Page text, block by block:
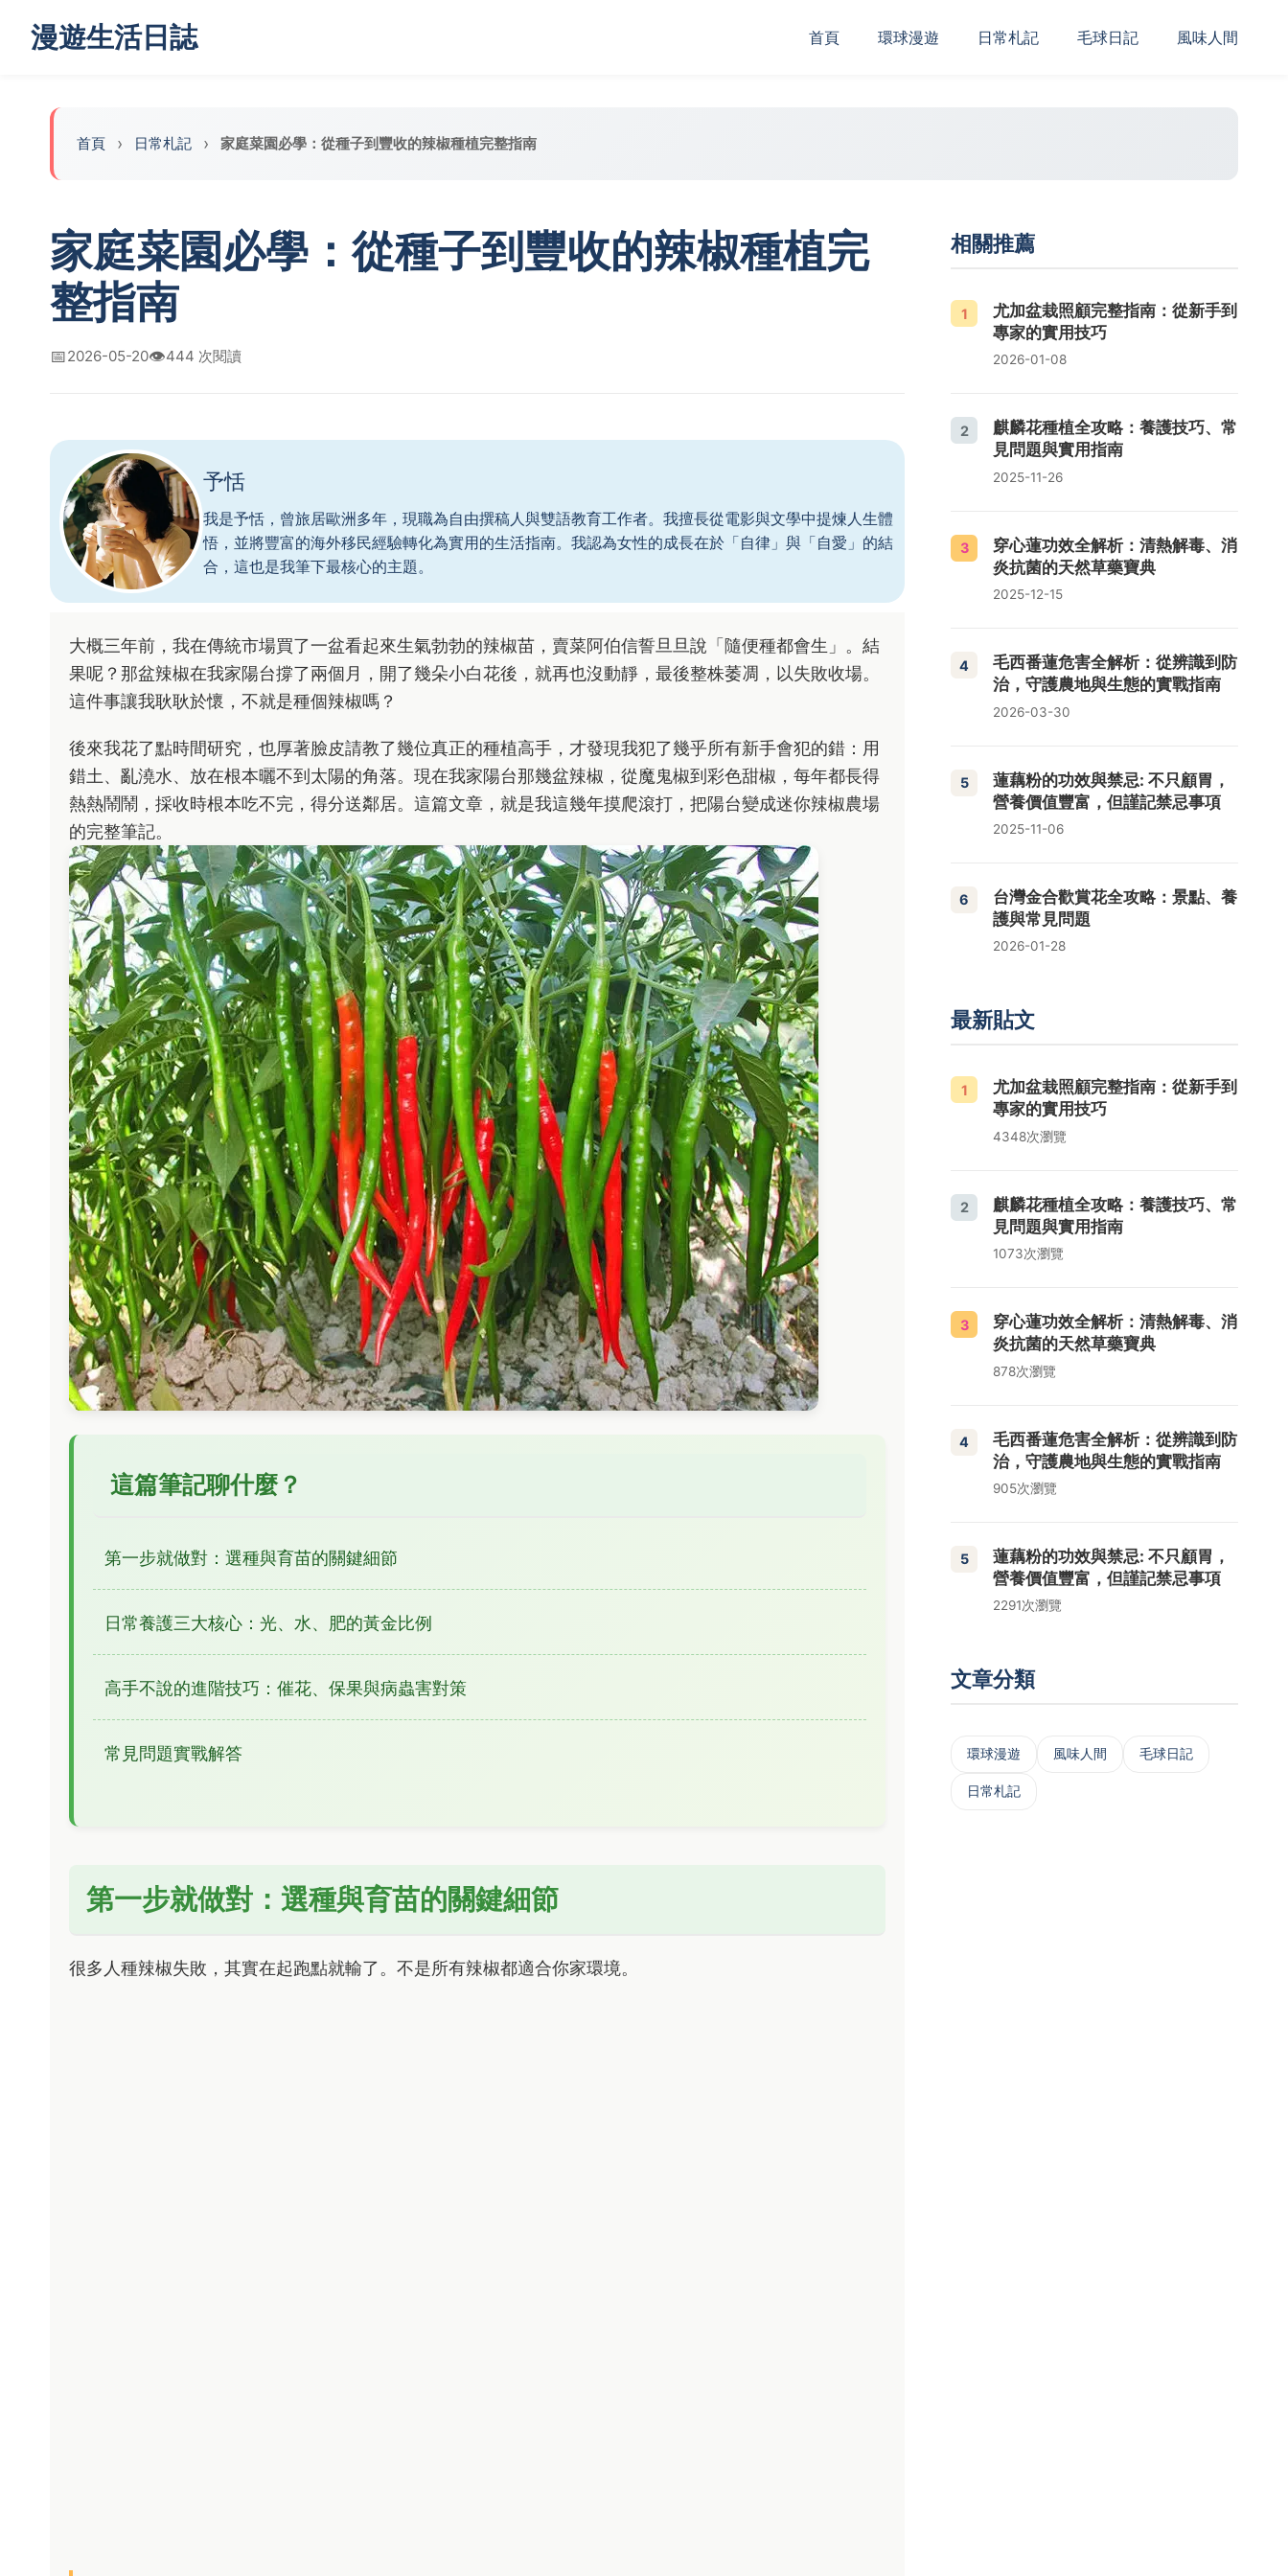
漫遊生活日誌 首頁 ‌環球漫遊 日常札記 毛球日記 風味人間
首頁 日常札記 家庭菜園必學：從種子到豐收的辣椒種植完整指南
家庭菜園必學：從種子到豐收的辣椒種植完
整指南
📅2026-05-20👁️444 次閱讀
予恬
我是予恬，曾旅居歐洲多年，現職為自由撰稿人與雙語教育工作者。我擅長從電影與文學中提煉人生體
悟，並將豐富的海外移民經驗轉化為實用的生活指南。我認為女性的成長在於「自律」與「自愛」的結
合，這也是我筆下最核心的主題。
大概三年前，我在傳統市場買了一盆看起來生氣勃勃的辣椒苗，賣菜阿伯信誓旦旦說「隨便種都會生」。結
果呢？那盆辣椒在我家陽台撐了兩個月，開了幾朵小白花後，就再也沒動靜，最後整株萎凋，以失敗收場。
這件事讓我耿耿於懷，不就是種個辣椒嗎？
後來我花了點時間研究，也厚著臉皮請教了幾位真正的種植高手，才發現我犯了幾乎所有新手會犯的錯：用
錯土、亂澆水、放在根本曬不到太陽的角落。現在我家陽台那幾盆辣椒，從魔鬼椒到彩色甜椒，每年都長得
熱熱鬧鬧，採收時根本吃不完，得分送鄰居。這篇文章，就是我這幾年摸爬滾打，把陽台變成迷你辣椒農場
的完整筆記。
這篇筆記聊什麼？
第一步就做對：選種與育苗的關鍵細節
日常養護三大核心：光、水、肥的黃金比例
高手不說的進階技巧：催花、保果與病蟲害對策
常見問題實戰解答
第一步就做對：選種與育苗的關鍵細節
很多人種辣椒失敗，其實在起跑點就輸了。不是所有辣椒都適合你家環境。
相關推薦
1
尤加盆栽照顧完整指南：從新手到
專家的實用技巧
2026-01-08
2
麒麟花種植全攻略：養護技巧、常
見問題與實用指南
2025-11-26
3
穿心蓮功效全解析：清熱解毒、消
炎抗菌的天然草藥寶典
2025-12-15
4
毛西番蓮危害全解析：從辨識到防
治，守護農地與生態的實戰指南
2026-03-30
5
蓮藕粉的功效與禁忌: 不只顧胃，
營養價值豐富，但謹記禁忌事項
2025-11-06
6
台灣金合歡賞花全攻略：景點、養
護與常見問題
2026-01-28
最新貼文
1
尤加盆栽照顧完整指南：從新手到
專家的實用技巧
4348次瀏覽
2
麒麟花種植全攻略：養護技巧、常
見問題與實用指南
1073次瀏覽
3
穿心蓮功效全解析：清熱解毒、消
炎抗菌的天然草藥寶典
878次瀏覽
4
毛西番蓮危害全解析：從辨識到防
治，守護農地與生態的實戰指南
905次瀏覽
5
蓮藕粉的功效與禁忌: 不只顧胃，
營養價值豐富，但謹記禁忌事項
2291次瀏覽
文章分類
‌環球漫遊 風味人間 毛球日記
日常札記